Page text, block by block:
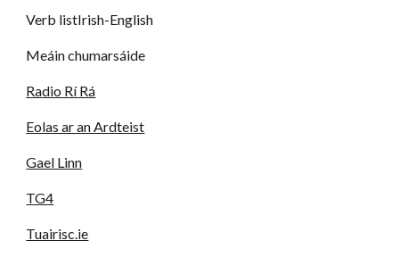
Verb listIrish-English
Meáin chumarsáide
Radio Rí Rá
Eolas ar an Ardteist
Gael Linn
TG4
Tuairisc.ie